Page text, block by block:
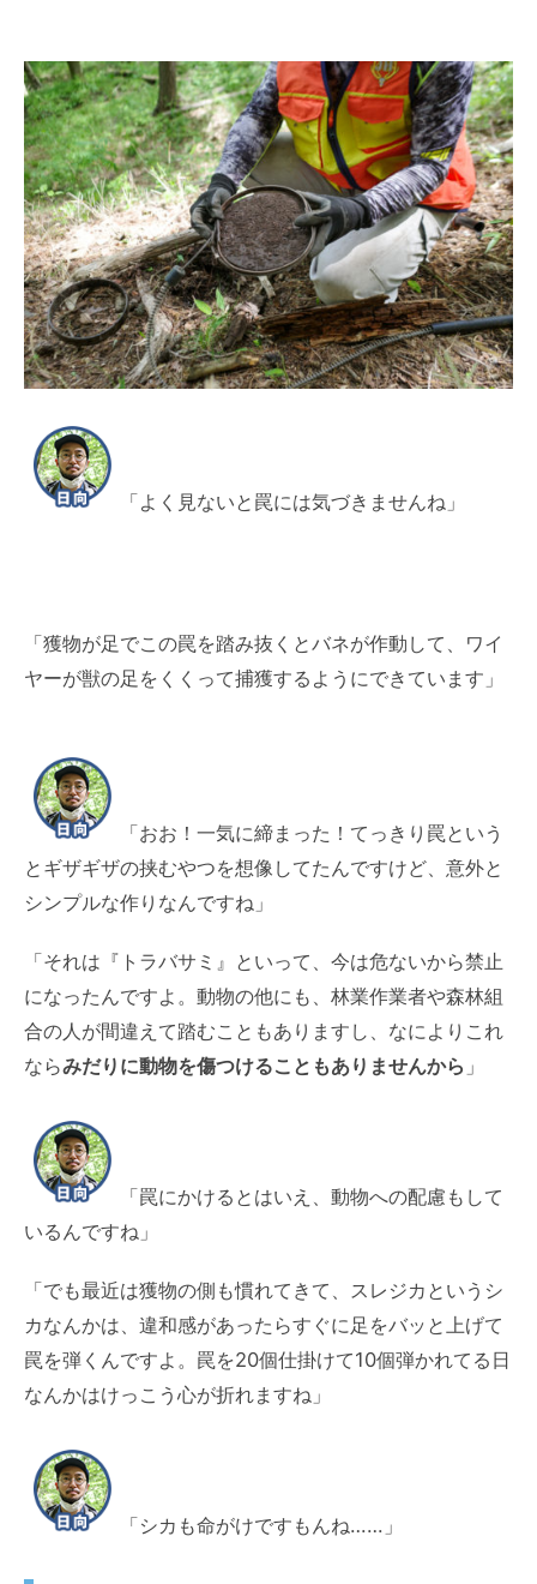
「よく見ないと罠には気づきませんね」
「獲物が足でこの罠を踏み抜くとバネが作動して、ワイ
ヤーが獣の足をくくって捕獲するようにできています」
「おお！一気に締まった！てっきり罠という
とギザギザの挟むやつを想像してたんですけど、意外と
シンプルな作りなんですね」
「それは『トラバサミ』といって、今は危ないから禁止
になったんですよ。動物の他にも、林業作業者や森林組
合の人が間違えて踏むこともありますし、なによりこれ
ならみだりに動物を傷つけることもありませんから 」
「罠にかけるとはいえ、動物への配慮もして
いるんですね」
「でも最近は獲物の側も慣れてきて、スレジカというシ
カなんかは、違和感があったらすぐに足をバッと上げて
罠を弾くんですよ。罠を20個仕掛けて10個弾かれてる日
なんかはけっこう心が折れますね」
「シカも命がけですもんね……」